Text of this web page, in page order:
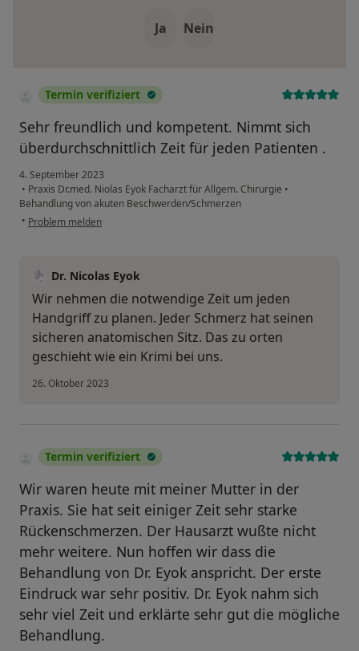
Ja Nein
Termin verifiziert
Sehr freundlich und kompetent. Nimmt sich
überdurchschnittlich Zeit für jeden Patienten .
4. September 2023
• Praxis Dr.med. Niolas Eyok Facharzt für Allgem. Chirurgie •
Behandlung von akuten Beschwerden/Schmerzen
• Problem melden
Dr. Nicolas Eyok
Wir nehmen die notwendige Zeit um jeden
Handgriff zu planen. Jeder Schmerz hat seinen
sicheren anatomischen Sitz. Das zu orten
geschieht wie ein Krimi bei uns.
26. Oktober 2023
Termin verifiziert
Wir waren heute mit meiner Mutter in der
Praxis. Sie hat seit einiger Zeit sehr starke
Rückenschmerzen. Der Hausarzt wußte nicht
mehr weitere. Nun hoffen wir dass die
Behandlung von Dr. Eyok anspricht. Der erste
Eindruck war sehr positiv. Dr. Eyok nahm sich
sehr viel Zeit und erklärte sehr gut die mögliche
Behandlung.